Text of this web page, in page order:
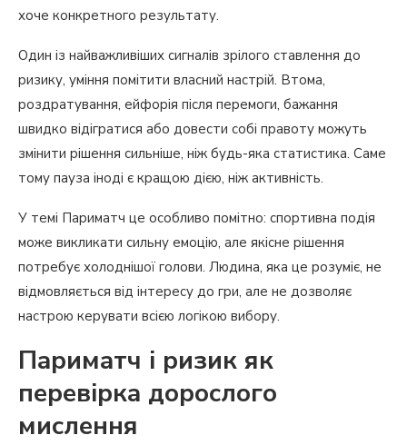
хоче конкретного результату.
Один із найважливіших сигналів зрілого ставлення до
ризику, уміння помітити власний настрій. Втома,
роздратування, ейфорія після перемоги, бажання
швидко відігратися або довести собі правоту можуть
змінити рішення сильніше, ніж будь-яка статистика. Саме
тому пауза іноді є кращою дією, ніж активність.
У темі Париматч це особливо помітно: спортивна подія
може викликати сильну емоцію, але якісне рішення
потребує холоднішої голови. Людина, яка це розуміє, не
відмовляється від інтересу до гри, але не дозволяє
настрою керувати всією логікою вибору.
Париматч і ризик як
перевірка дорослого
мислення